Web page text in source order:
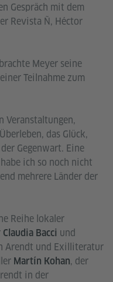
Gespräch mit dem
Revista Ñ, Héctor
Meyer seine
Teilnahme zum
Veranstaltungen,
das Glück,
Gegenwart. Eine
ich so noch nicht
mehrere Länder der
Reihe lokaler
Claudia Bacci und
Arendt und Exilliteratur
Martín Kohan, der
in der